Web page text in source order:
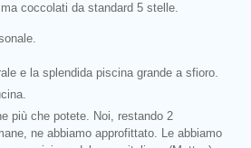
coccolati da standard 5 stelle.
e la splendida piscina grande a sfioro.
più che potete. Noi, restando 2
ne abbiamo approfittato. Le abbiamo